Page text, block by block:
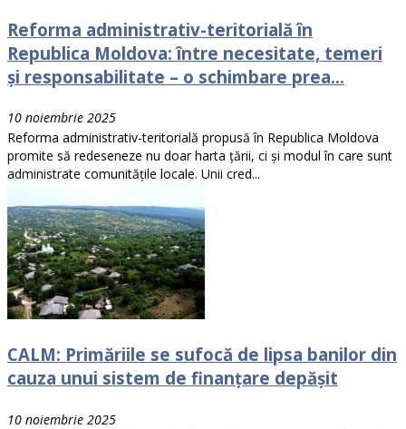
Reforma administrativ-teritorială în
Republica Moldova: între necesitate, temeri
și responsabilitate – o schimbare prea...
10 noiembrie 2025
Reforma administrativ-teritorială propusă în Republica Moldova
promite să redeseneze nu doar harta țării, ci și modul în care sunt
administrate comunitățile locale. Unii cred...
CALM: Primăriile se sufocă de lipsa banilor din
cauza unui sistem de finanțare depășit
10 noiembrie 2025